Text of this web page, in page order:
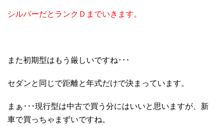
シルバーだとランクＤまでいきます。
また初期型はもう厳しいですね･･･
セダンと同じで距離と年式だけで決まっています。
まぁ･･･現行型は中古で買う分にはいいと思いますが、新
車で買っちゃまずいですね。